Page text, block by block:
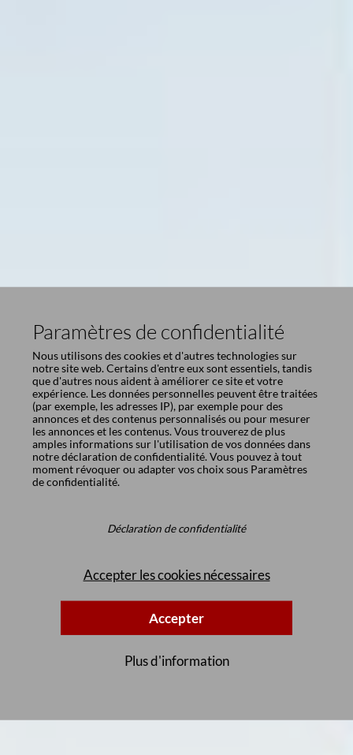
Paramètres de confidentialité
Nous utilisons des cookies et d'autres technologies sur
notre site web. Certains d'entre eux sont essentiels, tandis
que d'autres nous aident à améliorer ce site et votre
expérience. Les données personnelles peuvent être traitées
(par exemple, les adresses IP), par exemple pour des
annonces et des contenus personnalisés ou pour mesurer
les annonces et les contenus. Vous trouverez de plus
amples informations sur l'utilisation de vos données dans
notredéclaration de confidentialité. Vous pouvez à tout
moment révoquer ou adapter vos choix sous Paramètres
de confidentialité.
Déclaration de confidentialité
Accepter les cookies nécessaires
Accepter
Plus d'information